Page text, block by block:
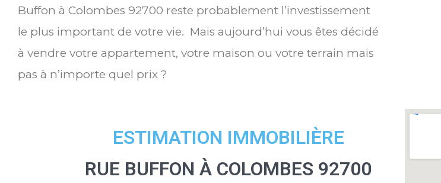
Buffon à Colombes 92700 reste probablement l’investissement
le plus important de votre vie. Mais aujourd’hui vous êtes décidé
à vendre votre appartement, votre maison ou votre terrain mais
pas à n’importe quel prix ?
ESTIMATION IMMOBILIÈRE
RUE BUFFON À COLOMBES 92700